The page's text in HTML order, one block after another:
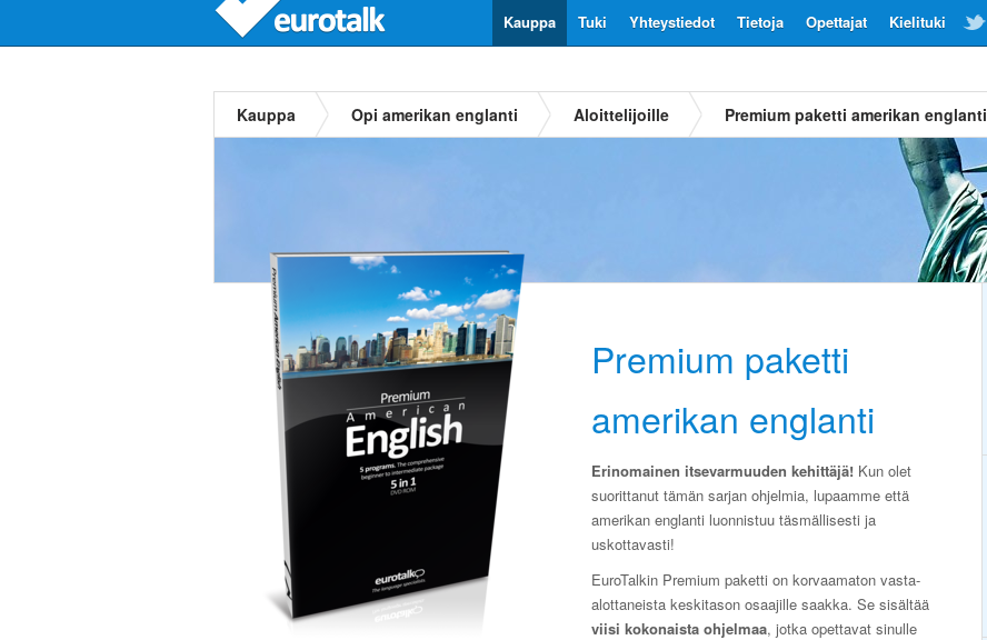
Kielituki
Opettajat
Tietoja
Yhteystiedot
Tuki
Kauppa
Kauppa Opi amerikan englanti Aloittelijoille Premium paketti amerikan englanti
Premium paketti
amerikan englanti
Erinomainen itsevarmuuden kehittäjä! Kun olet
suorittanut tämän sarjan ohjelmia, lupaamme että
amerikan englanti luonnistuu täsmällisesti ja
uskottavasti!
EuroTalkin Premium paketti on korvaamaton vasta-
alottaneista keskitason osaajille saakka. Se sisältää
viisi kokonaista ohjelmaa, jotka opettavat sinulle